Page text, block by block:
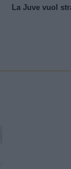
La Juve vuol